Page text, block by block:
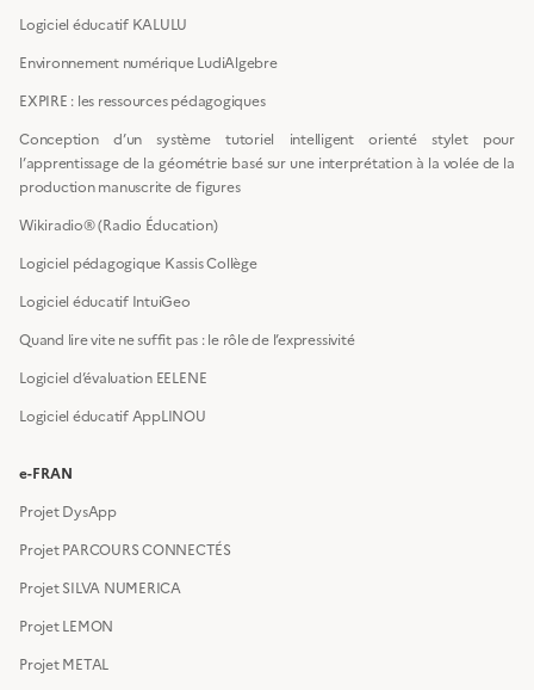
Logiciel éducatif KALULU
Environnement numérique LudiAlgebre
EXPIRE : les ressources pédagogiques
Conception d’un système tutoriel intelligent orienté stylet pour
l’apprentissage de la géométrie basé sur une interprétation à la volée de la
production manuscrite de figures
Wikiradio® (Radio Éducation)
Logiciel pédagogique Kassis Collège
Logiciel éducatif IntuiGeo
Quand lire vite ne suffit pas : le rôle de l’expressivité
Logiciel d’évaluation EELENE
Logiciel éducatif AppLINOU
e-FRAN
Projet DysApp
Projet PARCOURS CONNECTÉS
Projet SILVA NUMERICA
Projet LEMON
Projet METAL